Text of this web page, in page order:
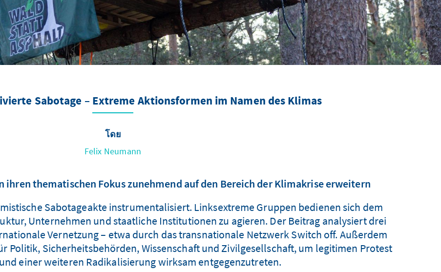
Sabotage – Extreme Aktionsformen im Namen des Klimas
โดย
Felix Neumann
thematischen Fokus zunehmend auf den Bereich der Klimakrise erweitern
Sabotageakte instrumentalisiert. Linksextreme Gruppen bedienen sich dem
Unternehmen und staatliche Institutionen zu agieren. Der Beitrag analysiert drei
Vernetzung – etwa durch das transnationale Netzwerk Switch off. Außerdem
Politik, Sicherheitsbehörden, Wissenschaft und Zivilgesellschaft, um legitimen Protest
einer weiteren Radikalisierung wirksam entgegenzutreten.